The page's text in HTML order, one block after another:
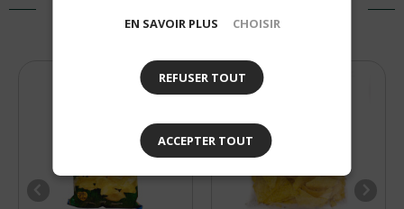
PRODUITS SIMILAIRES
EN SAVOIR PLUS CHOISIR
REFUSER TOUT
ACCEPTER TOUT